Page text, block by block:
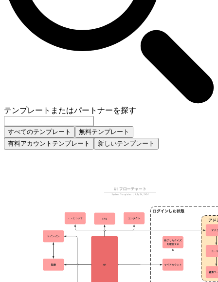
テンプレートまたはパートナーを探す
すべてのテンプレート
無料テンプレート
有料アカウントテンプレート
新しいテンプレート